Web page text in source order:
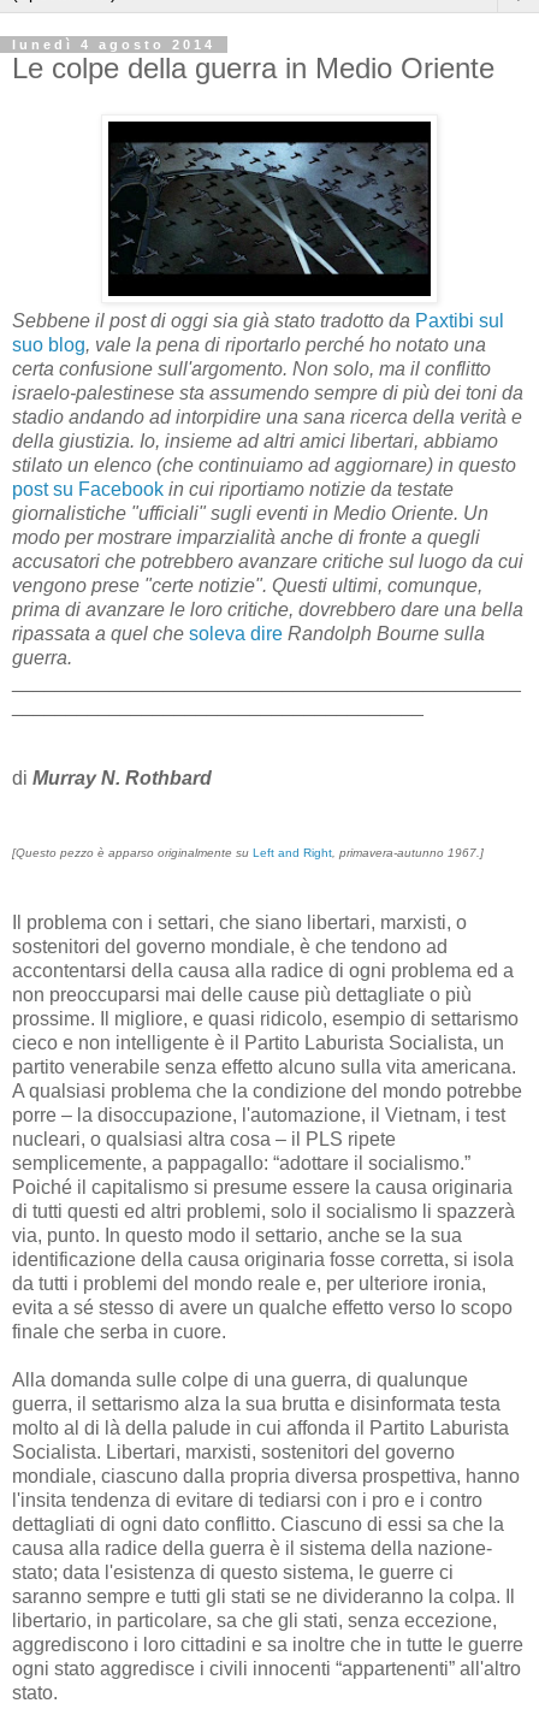
lunedì 4 agosto 2014
Le colpe della guerra in Medio Oriente
Sebbene il post di oggi sia già stato tradotto da Paxtibi sul
suo blog, vale la pena di riportarlo perché ho notato una
certa confusione sull'argomento. Non solo, ma il conflitto
israelo-palestinese sta assumendo sempre di più dei toni da
stadio andando ad intorpidire una sana ricerca della verità e
della giustizia. Io, insieme ad altri amici libertari, abbiamo
stilato un elenco (che continuiamo ad aggiornare) in questo
post su Facebook in cui riportiamo notizie da testate
giornalistiche "ufficiali" sugli eventi in Medio Oriente. Un
modo per mostrare imparzialità anche di fronte a quegli
accusatori che potrebbero avanzare critiche sul luogo da cui
vengono prese "certe notizie". Questi ultimi, comunque,
prima di avanzare le loro critiche, dovrebbero dare una bella
ripassata a quel che soleva dire Randolph Bourne sulla
guerra.
di Murray N. Rothbard
[Questo pezzo è apparso originalmente su Left and Right , primavera-autunno 1967.]
Il problema con i settari, che siano libertari, marxisti, o
sostenitori del governo mondiale, è che tendono ad
accontentarsi della causa alla radice di ogni problema ed a
non preoccuparsi mai delle cause più dettagliate o più
prossime. Il migliore, e quasi ridicolo, esempio di settarismo
cieco e non intelligente è il Partito Laburista Socialista, un
partito venerabile senza effetto alcuno sulla vita americana.
A qualsiasi problema che la condizione del mondo potrebbe
porre – la disoccupazione, l'automazione, il Vietnam, i test
nucleari, o qualsiasi altra cosa – il PLS ripete
semplicemente, a pappagallo: “adottare il socialismo.”
Poiché il capitalismo si presume essere la causa originaria
di tutti questi ed altri problemi, solo il socialismo li spazzerà
via, punto. In questo modo il settario, anche se la sua
identificazione della causa originaria fosse corretta, si isola
da tutti i problemi del mondo reale e, per ulteriore ironia,
evita a sé stesso di avere un qualche effetto verso lo scopo
finale che serba in cuore.
Alla domanda sulle colpe di una guerra, di qualunque
guerra, il settarismo alza la sua brutta e disinformata testa
molto al di là della palude in cui affonda il Partito Laburista
Socialista. Libertari, marxisti, sostenitori del governo
mondiale, ciascuno dalla propria diversa prospettiva, hanno
l'insita tendenza di evitare di tediarsi con i pro e i contro
dettagliati di ogni dato conflitto. Ciascuno di essi sa che la
causa alla radice della guerra è il sistema della nazione-
stato; data l'esistenza di questo sistema, le guerre ci
saranno sempre e tutti gli stati se ne divideranno la colpa. Il
libertario, in particolare, sa che gli stati, senza eccezione,
aggrediscono i loro cittadini e sa inoltre che in tutte le guerre
ogni stato aggredisce i civili innocenti “appartenenti” all'altro
stato.